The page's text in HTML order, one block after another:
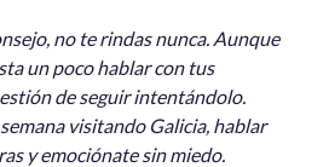
no te rindas nunca. Aunque
un poco hablar con tus
de seguir intentándolo.
visitando Galicia, hablar
y emociónate sin miedo.